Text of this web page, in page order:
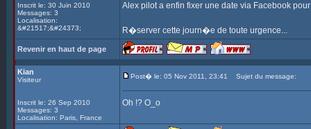
Inscrit le: 30 Juin 2010
Messages: 3
Localisation:
&#21517;&#24373;
Alex pilot a enfin fixer une date via Facebook
R�server cette journ�e de toute urgence...
Revenir en haut de page
Kian
Visiteur
Inscrit le: 26 Sep 2010
Messages: 3
Localisation: Paris, France
Post� le: 05 Nov 2011, 23:41 Sujet du message:
Oh !? O_o